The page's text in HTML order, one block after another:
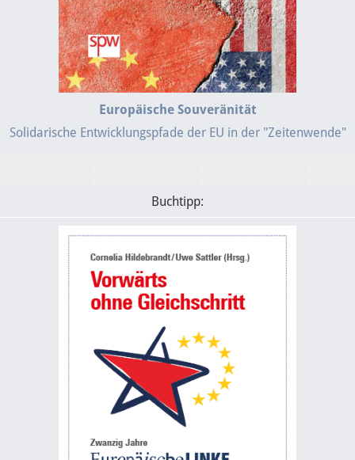
Europäische Souveränität
Solidarische Entwicklungspfade der EU in der "Zeitenwende"
Buchtipp: